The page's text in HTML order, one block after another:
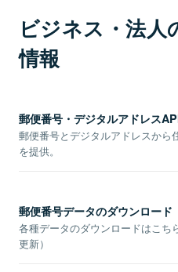
ビジネス・法人
情報
郵便番号・デジタルアドレス
郵便番号とデジタルアドレスから
を提供。
郵便番号データのダウンロード
各種データのダウンロードはこち
更新）